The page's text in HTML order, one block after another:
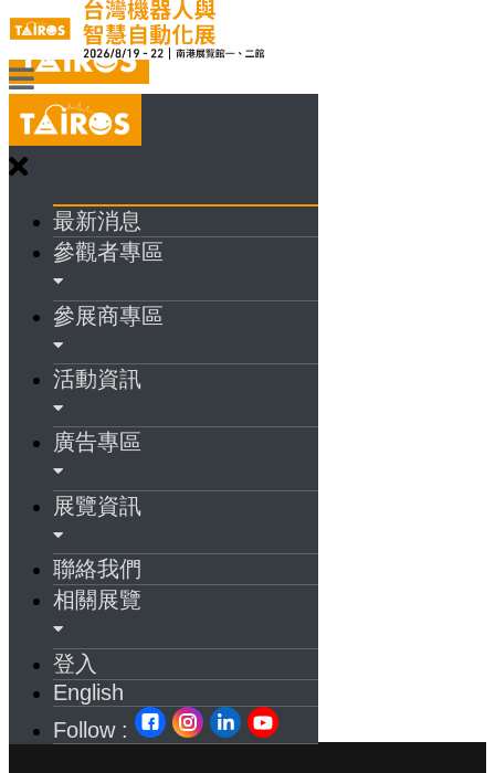
最新消息
參觀者專區
參展商專區
活動資訊
廣告專區
展覽資訊
聯絡我們
相關展覽
登入
English
Follow :